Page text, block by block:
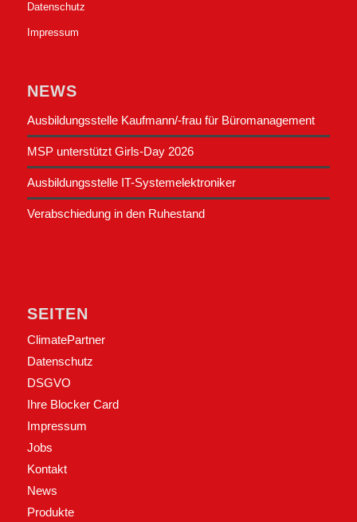
Datenschutz
Impressum
NEWS
Ausbildungsstelle Kaufmann/-frau für Büromanagement
MSP unterstützt Girls-Day 2026
Ausbildungsstelle IT-Systemelektroniker
Verabschiedung in den Ruhestand
SEITEN
ClimatePartner
Datenschutz
DSGVO
Ihre Blocker Card
Impressum
Jobs
Kontakt
News
Produkte